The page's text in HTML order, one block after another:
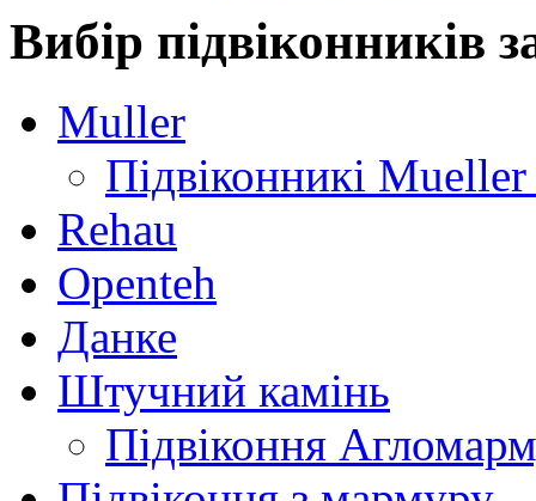
Вибір підвіконників
Muller
Підвіконникі
Rehau
Openteh
Данке
Штучний камінь
Підвіконня